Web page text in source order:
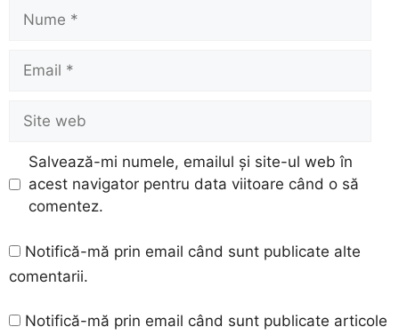
Nume
Email
Site
web
Salvează-mi numele, emailul și site-ul web în
acest navigator pentru data viitoare când o să
comentez.
Notifică-mă prin email când sunt publicate alte
comentarii.
Notifică-mă prin email când sunt publicate articole